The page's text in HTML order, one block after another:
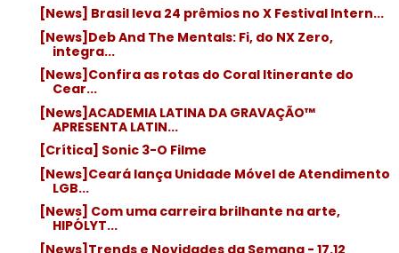
[News] Brasil leva 24 prêmios no X Festival Intern...
[News]Deb And The Mentals: Fi, do NX Zero,
integra...
[News]Confira as rotas do Coral Itinerante do
Cear...
[News]ACADEMIA LATINA DA GRAVAÇÃO™
APRESENTA LATIN...
[Crítica] Sonic 3-O Filme
[News]Ceará lança Unidade Móvel de Atendimento
LGB...
[News] Com uma carreira brilhante na arte,
HIPÓLYT...
[News]Trends e Novidades da Semana - 17.12